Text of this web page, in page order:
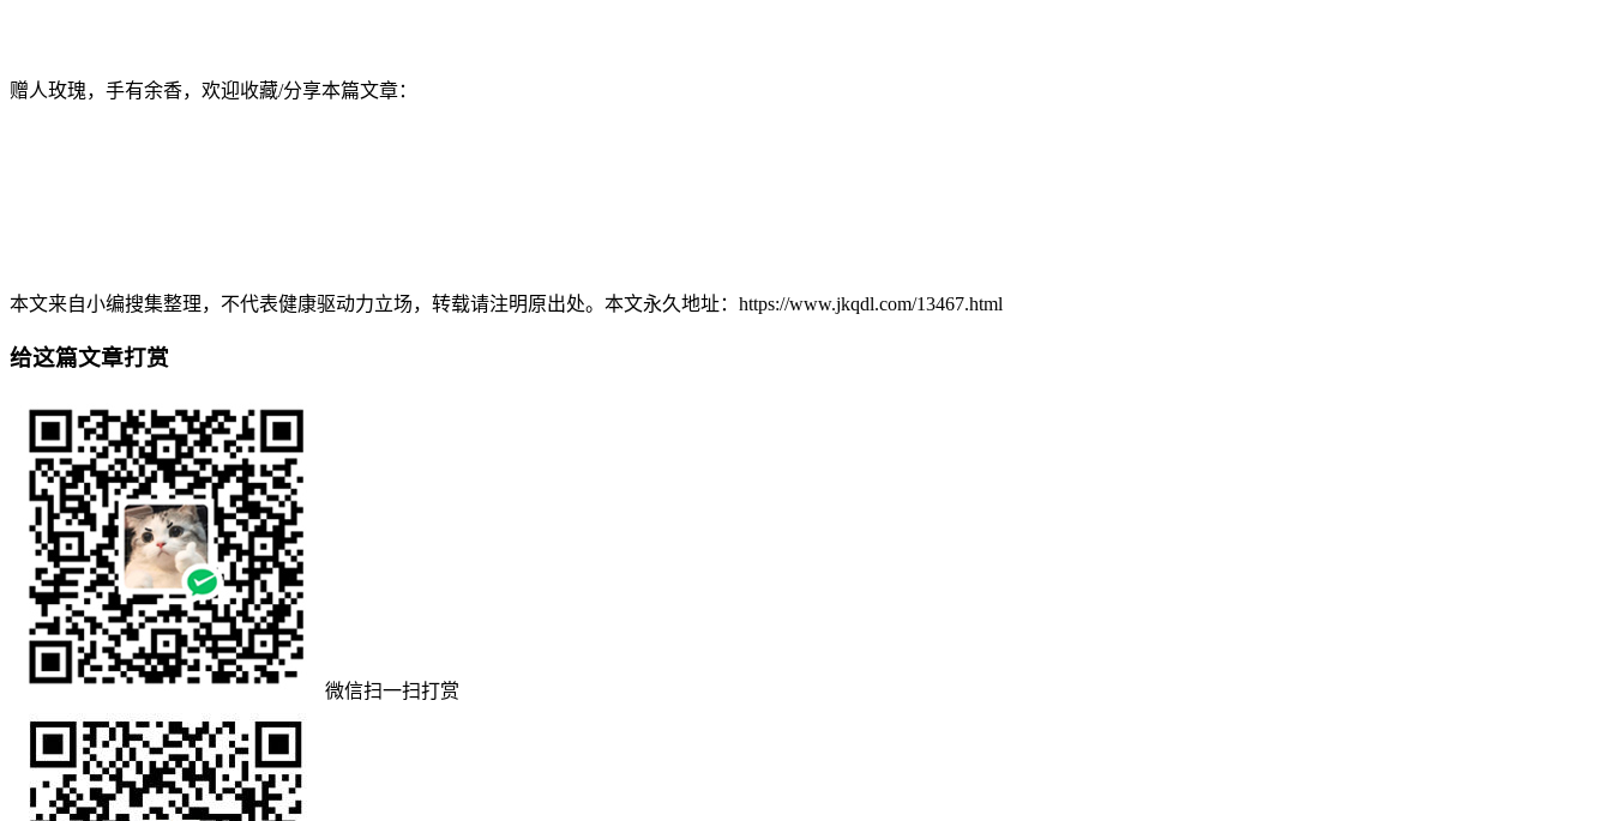
赠人玫瑰，手有余香，欢迎收藏/分享本篇文章：
本文来自小编搜集整理，不代表健康驱动力立场，转载请注明原出处。本文永久地址：https://www.jkqdl.com/13467.html
给这篇文章打赏
微信扫一扫打赏